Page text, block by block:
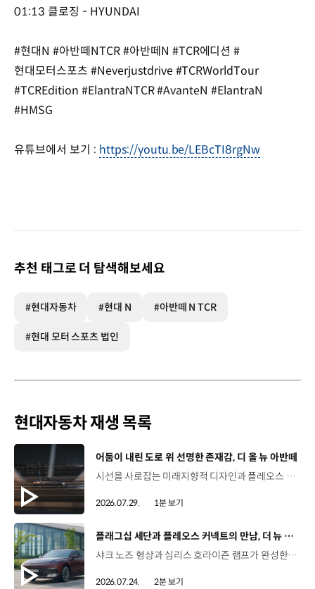
01:13 클로징 - HYUNDAI
#현대N #아반떼NTCR #아반떼N #TCR에디션 #
현대모터스포츠 #Neverjustdrive #TCRWorldTour
#TCREdition #ElantraNTCR #AvanteN #ElantraN
#HMSG
유튜브에서 보기 : https://youtu.be/LEBcTI8rgNw
추천 태그로 더 탐색해보세요
#현대자동차 #현대 N #아반떼 N TCR
#현대 모터 스포츠 법인
현대자동차 재생 목록
[동영상]
어둠이 내린 도로 위 선명한 존재감, 디 올 뉴 아반떼
시선을 사로잡는 미래지향적 디자인과 플레오스 커넥트로 완성한 디지털 경험까지.세단의 새로운 기준을 제시하는 디 올 뉴 아반떼를 만나보세요. *본 영상은 AI를 활용해 제작했습니다. #현대자동차 #디올뉴아반떼 #아반떼 #플레오스커넥트 #글레오AI 유튜브 쇼츠 보기
2026.07.29. 1분 보기
[동영상]
플래그십 세단과 플레오스 커넥트의 만남, 더 뉴 그랜저
샤크 노즈 형상과 심리스 호라이즌 램프가 완성한 세련된 외관플레오스 커넥트와 Gleo AI가 만드는 스마트한 운전 경험까지. 새롭게 진화한 더 뉴 그랜저를 영상으로 만나보세요. #현대자동차 #더뉴그랜저 #플레오스커넥트 #그랜저 #플래그십세단 #TheNewGrandeur #PleosConnect
2026.07.24. 2분 보기